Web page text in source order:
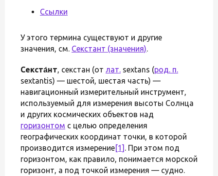
Ссылки
У этого термина существуют и другие
значения, см. Секстант (значения).
Секста́нт, секстан (от лат. sextans (род. п.
sextantis) — шестой, шестая часть) —
навигационный измерительный инструмент,
используемый для измерения высоты Солнца
и других космических объектов над
горизонтом с целью определения
географических координат точки, в которой
производится измерение[1] . При этом под
горизонтом, как правило, понимается морской
горизонт, а под точкой измерения — судно.